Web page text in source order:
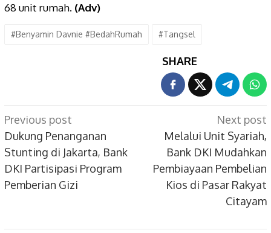
68 unit rumah. (Adv)
#Benyamin Davnie #BedahRumah #Tangsel
SHARE
Post
navigation
Previous post
Dukung Penanganan
Stunting di Jakarta, Bank
DKI Partisipasi Program
Pemberian Gizi
Next post
Melalui Unit Syariah,
Bank DKI Mudahkan
Pembiayaan Pembelian
Kios di Pasar Rakyat
Citayam